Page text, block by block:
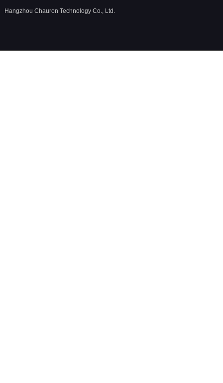
Hangzhou Chauron Technology Co., Ltd.